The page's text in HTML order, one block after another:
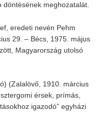
döntésének meghozatalát.
eredeti nevén Pehm
29. – Bécs, 1975. május
Magyarország utolsó
(Zalalövő, 1910. március
érsek, prímás,
igazodó” egyházi